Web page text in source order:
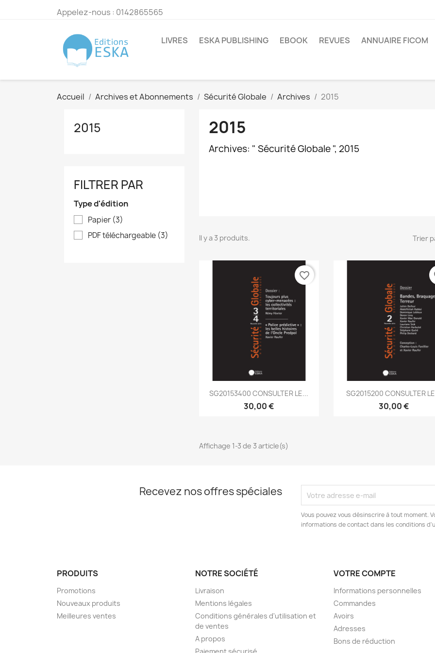
Appelez-nous : 0142865565
LIVRES ESKA PUBLISHING EBOOK REVUES ANNUAIRE FICOM
Accueil Archives et Abonnements Sécurité Globale Archives 2015
2015
FILTRER PAR
Type d'édition
Papier (3)
PDF téléchargeable (3)
2015
Archives: " Sécurité Globale ", 2015
Il y a 3 produits. Trier
Aperçu rapide
SG20153400 CONSULTER LE...
30,00 €
favorite_border
Aperçu rapide
SG2015200 CONSULTER
30,00 €
Affichage 1-3 de 3 article(s)
Recevez nos offres spéciales
Vous pouvez vous désinscrire à tout moment.
informations de contact dans les conditions
PRODUITS
Promotions
Nouveaux produits
Meilleures ventes
NOTRE SOCIÉTÉ
Livraison
Mentions légales
Conditions générales d'utilisation et
de ventes
A propos
VOTRE COMPTE
Informations personnelles
Commandes
Avoirs
Adresses
Bons de réduction